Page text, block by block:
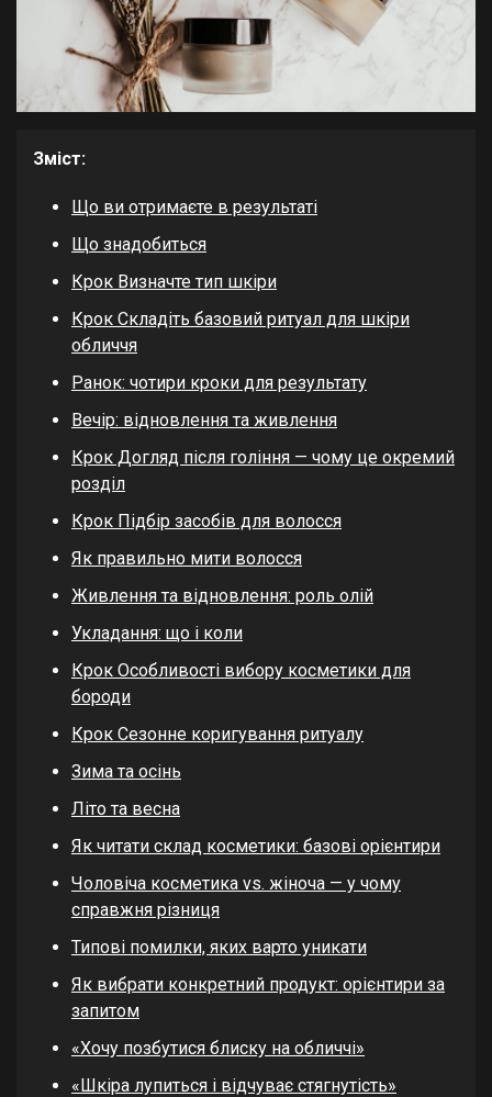
Зміст:
Що ви отримаєте в результаті
Що знадобиться
Крок Визначте тип шкіри
Крок Складіть базовий ритуал для шкіри
обличчя
Ранок: чотири кроки для результату
Вечір: відновлення та живлення
Крок Догляд після гоління — чому це окремий
розділ
Крок Підбір засобів для волосся
Як правильно мити волосся
Живлення та відновлення: роль олій
Укладання: що і коли
Крок Особливості вибору косметики для
бороди
Крок Сезонне коригування ритуалу
Зима та осінь
Літо та весна
Як читати склад косметики: базові орієнтири
Чоловіча косметика vs. жіноча — у чому
справжня різниця
Типові помилки, яких варто уникати
Як вибрати конкретний продукт: орієнтири за
запитом
«Хочу позбутися блиску на обличчі»
«Шкіра лупиться і відчуває стягнутість»